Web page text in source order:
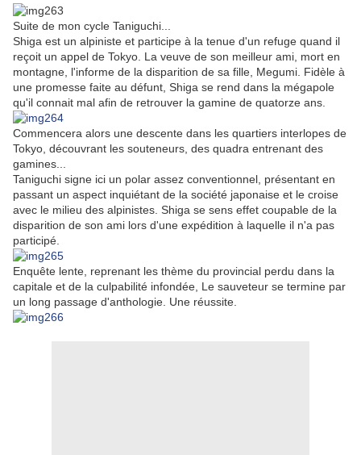
Suite de mon cycle Taniguchi...
Shiga est un alpiniste et participe à la tenue d'un refuge quand il
reçoit un appel de Tokyo. La veuve de son meilleur ami, mort en
montagne, l'informe de la disparition de sa fille, Megumi. Fidèle à
une promesse faite au défunt, Shiga se rend dans la mégapole
qu'il connait mal afin de retrouver la gamine de quatorze ans.
Commencera alors une descente dans les quartiers interlopes de
Tokyo, découvrant les souteneurs, des quadra entrenant des
gamines...
Taniguchi signe ici un polar assez conventionnel, présentant en
passant un aspect inquiétant de la société japonaise et le croise
avec le milieu des alpinistes. Shiga se sens effet coupable de la
disparition de son ami lors d'une expédition à laquelle il n'a pas
participé.
Enquête lente, reprenant les thème du provincial perdu dans la
capitale et de la culpabilité infondée, Le sauveteur se termine par
un long passage d'anthologie. Une réussite.